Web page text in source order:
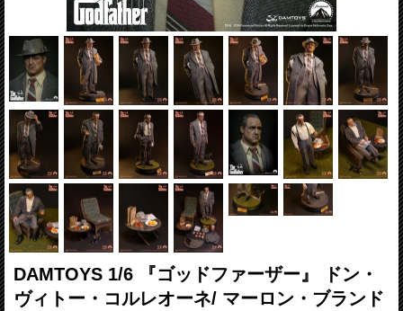
DAMTOYS 1/6 『ゴッドファーザー』 ドン・
ヴィトー・コルレオーネ/ マーロン・ブランド